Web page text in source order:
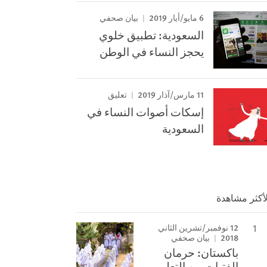
6 مايو/أيار 2019 بيان صحفي
السعودية: تطبيق خلوي
يحجز النساء في الوطن
11 مارس/آذار 2019 تعليق
إسكات أصوات النساء في
السعودية
مشاهدة
12 نوفمبر/تشرين الثاني
2018
بيان صحفي
باكستان: حرمان